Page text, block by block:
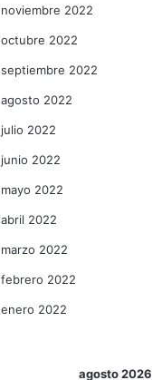
noviembre 2022
octubre 2022
septiembre 2022
agosto 2022
julio 2022
junio 2022
mayo 2022
abril 2022
marzo 2022
febrero 2022
enero 2022
agosto 2026